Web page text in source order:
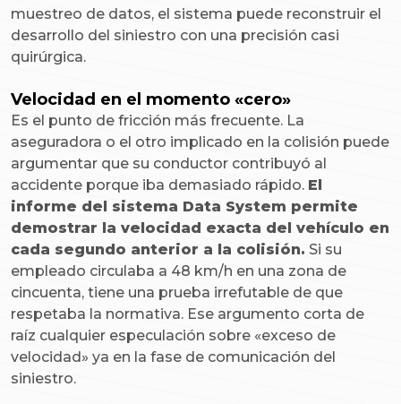
muestreo de datos, el sistema puede reconstruir el
desarrollo del siniestro con una precisión casi
quirúrgica.
Velocidad en el momento «cero»
Es el punto de fricción más frecuente. La
aseguradora o el otro implicado en la colisión puede
argumentar que su conductor contribuyó al
accidente porque iba demasiado rápido. El
informe del sistema Data System permite
demostrar la velocidad exacta del vehículo en
cada segundo anterior a la colisión. Si su
empleado circulaba a 48 km/h en una zona de
cincuenta, tiene una prueba irrefutable de que
respetaba la normativa. Ese argumento corta de
raíz cualquier especulación sobre «exceso de
velocidad» ya en la fase de comunicación del
siniestro.